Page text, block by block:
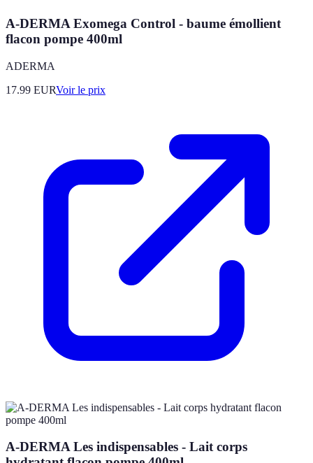
A-DERMA Exomega Control - baume émollient
flacon pompe 400ml
ADERMA
17.99 EURVoir le prix
A-DERMA Les indispensables - Lait corps